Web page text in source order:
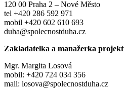
120 00 Praha 2 – Nové Město
tel +420 286 592 971
mobil +420 602 610 693
duha@spolecnostduha.cz
Zakladatelka a manažerka
Mgr. Margita Losová
mobil: +420 724 034 356
mail: losova@spolecnostduha.cz